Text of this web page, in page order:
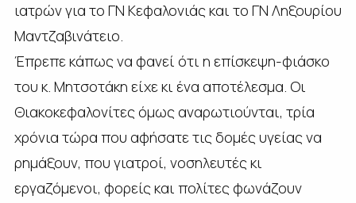
ιατρών για το ΓΝ Κεφαλονιάς και το ΓΝ Ληξουρίου
Μαντζαβινάτειο.
Έπρεπε κάπως να φανεί ότι η επίσκεψη-φιάσκο
του κ. Μητσοτάκη είχε κι ένα αποτέλεσμα. Οι
Θιακοκεφαλονίτες όμως αναρωτιούνται, τρία
χρόνια τώρα που αφήσατε τις δομές υγείας να
ρημάξουν, που γιατροί, νοσηλευτές κι
εργαζόμενοι, φορείς και πολίτες φωνάζουν